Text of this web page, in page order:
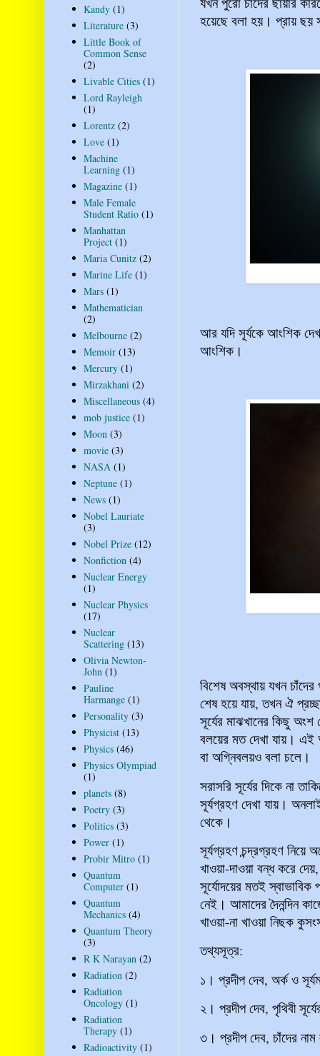
হয়েছে বলা হয়। প্রায় ছয়
আর যদি সূর্যকে আংশিক
আংশিক।
বিশেষ অবস্থায় যখন চাঁদের
শেষ হয়ে যায়, তখন ঐ
সূর্যের মাঝখানের কিছু অংশ
বলয়ের মত দেখা যায়। এই
বা অগ্নিবলয়ও বলা চলে।
সরাসরি সূর্যের দিকে না
সূর্যগ্রহণ দেখা যায়।
থেকে।
সূর্যগ্রহণ চন্দ্রগ্রহণ
খাওয়া-দাওয়া বন্ধ করে
সূর্যোদয়ের মতই
নেই। আমাদের দৈনন্দিন
খাওয়া-না খাওয়া নিছক
তথ্যসূত্র:
১। প্রদীপ দেব, অর্ক ও
২। প্রদীপ দেব, পৃথিবী
৩। প্রদীপ দেব, চাঁদের
Kandy (1)
Literature (3)
Little Book of
Common Sense
(2)
Livable Cities (1)
Lord Rayleigh
(1)
Lorentz (2)
Love (1)
Machine
Learning (1)
Magazine (1)
Male Female
Student Ratio (1)
Manhattan
Project (1)
Maria Cunitz (2)
Marine Life (1)
Mars (1)
Mathematician
(2)
Melbourne (2)
Memoir (13)
Mercury (1)
Mirzakhani (2)
Miscellaneous (4)
mob justice (1)
Moon (3)
movie (3)
NASA (1)
Neptune (1)
News (1)
Nobel Lauriate
(3)
Nobel Prize (12)
Nonfiction (4)
Nuclear Energy
(1)
Nuclear Physics
(17)
Nuclear
Scattering (13)
Olivia Newton-
John (1)
Pauline
Harmange (1)
Personality (3)
Physicist (13)
Physics (46)
Physics Olympiad
(1)
planets (8)
Poetry (3)
Politics (3)
Power (1)
Probir Mitro (1)
Quantum
Computer (1)
Quantum
Mechanics (4)
Quantum Theory
(3)
R K Narayan (2)
Radiation (2)
Radiation
Oncology (1)
Radiation
Therapy (1)
Radioactivity (1)